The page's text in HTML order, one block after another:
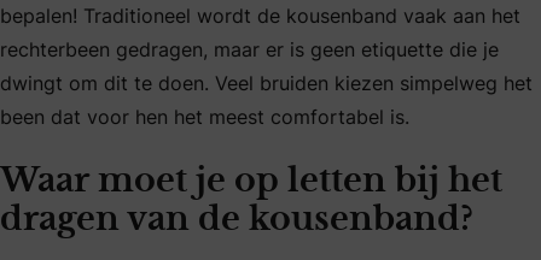
bepalen! Traditioneel wordt de kousenband vaak aan het
rechterbeen gedragen, maar er is geen etiquette die je
dwingt om dit te doen. Veel bruiden kiezen simpelweg het
been dat voor hen het meest comfortabel is.
Waar moet je op letten bij het
dragen van de kousenband?